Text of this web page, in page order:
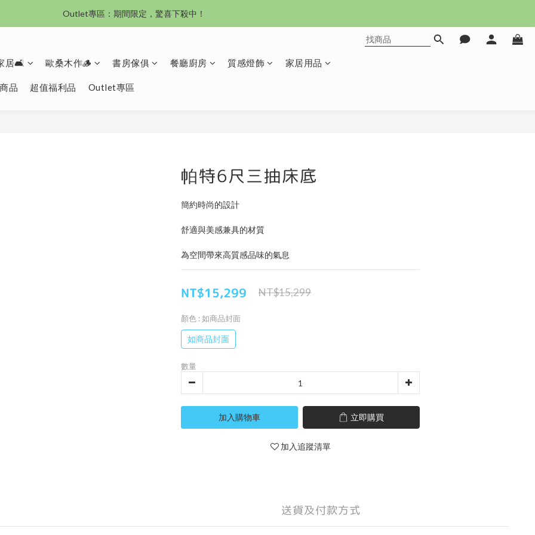
沙發新登場｜想躺就躺，頭等艙到商務艙一次擁有
居🛋️ 歐桑木作🪵 書房傢俱 餐廳廚房 質感燈飾 家居用品
品 超值福利品 Outlet專區
帕特6尺三抽床底
簡約時尚的設計
舒適與美感兼具的材質
為空間帶來高質感品味的氣息
NT$15,299 NT$15,299
顏色 : 如商品封面
如商品封面
數量
加入購物車 立即購買
加入追蹤清單
送貨及付款方式